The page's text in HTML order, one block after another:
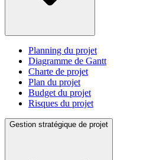
Planning du projet
Diagramme de Gantt
Charte de projet
Plan du projet
Budget du projet
Risques du projet
Gestion stratégique de projet